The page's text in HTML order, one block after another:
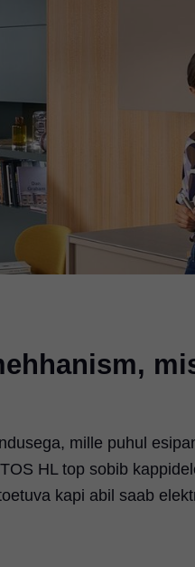
mille puhul
HL top sobib
kapi abil saab